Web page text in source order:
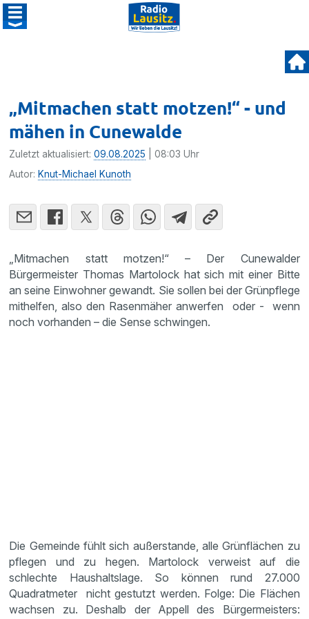
„Mitmachen statt motzen!“ - und
mähen in Cunewalde
Zuletzt aktualisiert:09.08.2025 | 08:03 Uhr
Autor: Knut-Michael Kunoth
„Mitmachen statt motzen!“ – Der Cunewalder
Bürgermeister Thomas Martolock hat sich mit einer Bitte
an seine Einwohner gewandt. Sie sollen bei der Grünpflege
mithelfen, also den Rasenmäher anwerfen oder - wenn
noch vorhanden – die Sense schwingen.
Die Gemeinde fühlt sich außerstande, alle Grünflächen zu
pflegen und zu hegen. Martolock verweist auf die
schlechte Haushaltslage. So können rund 27.000
Quadratmeter nicht gestutzt werden. Folge: Die Flächen
wachsen zu. Deshalb der Appell des Bürgermeisters: